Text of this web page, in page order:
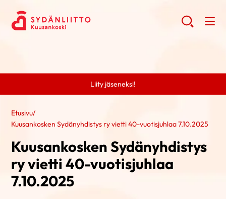
Liity jäseneksi!
Etusivu/
Kuusankosken Sydänyhdistys ry vietti 40-vuotisjuhlaa 7.10.2025
Kuusankosken Sydänyhdistys
ry vietti 40-vuotisjuhlaa
7.10.2025